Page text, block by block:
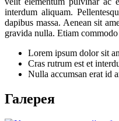
interdum aliquam.
dapibus massa. Aenean sit
gravida nulla. Etiam
Lorem ipsum dolor sit
Cras rutrum est et
Nulla accumsan erat id
Галерея